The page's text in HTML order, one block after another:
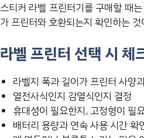
스티커 라벨 프린터기를 구매할 때
가 프린터와 호환되는지 확인하는
라벨 프린터 선택 시 체
라벨지 폭과 길이가 프린터 사양
열전사식인지 감열식인지 결정
휴대성이 필요한지, 고정형이 필
배터리 용량과 연속 사용 시간 확